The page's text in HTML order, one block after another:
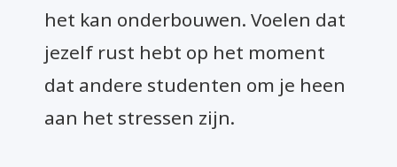
het kan onderbouwen. Voelen dat
jezelf rust hebt op het moment
dat andere studenten om je heen
aan het stressen zijn.